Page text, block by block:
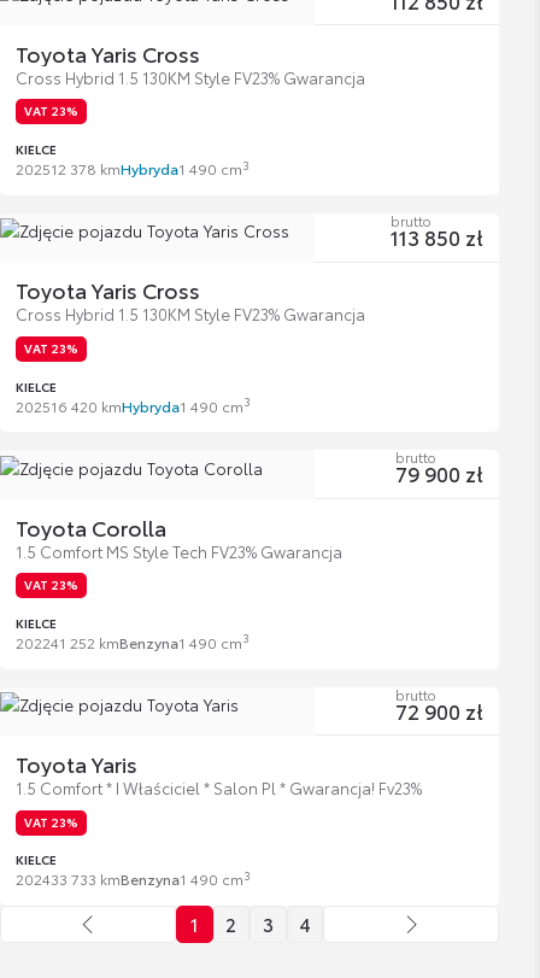
Toyota Yaris Cross
Cross Hybrid 1.5 130KM Style FV23% Gwarancja
VAT 23%
KIELCE
202512 378 kmHybryda1 490 cm3
Toyota Yaris Cross
Cross Hybrid 1.5 130KM Style FV23% Gwarancja
VAT 23%
KIELCE
202516 420 kmHybryda1 490 cm3
brutto
113 850 zł
Toyota Corolla
1.5 Comfort MS Style Tech FV23% Gwarancja
VAT 23%
KIELCE
202241 252 kmBenzyna1 490 cm3
brutto
79 900 zł
Toyota Yaris
1.5 Comfort * I Właściciel * Salon Pl * Gwarancja! Fv23%
VAT 23%
KIELCE
202433 733 kmBenzyna1 490 cm3
brutto
72 900 zł
1 2 3 4